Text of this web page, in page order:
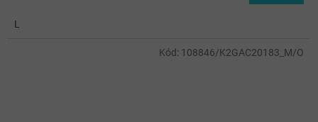
L
Kód: 108846/K2GAC20183_M/O